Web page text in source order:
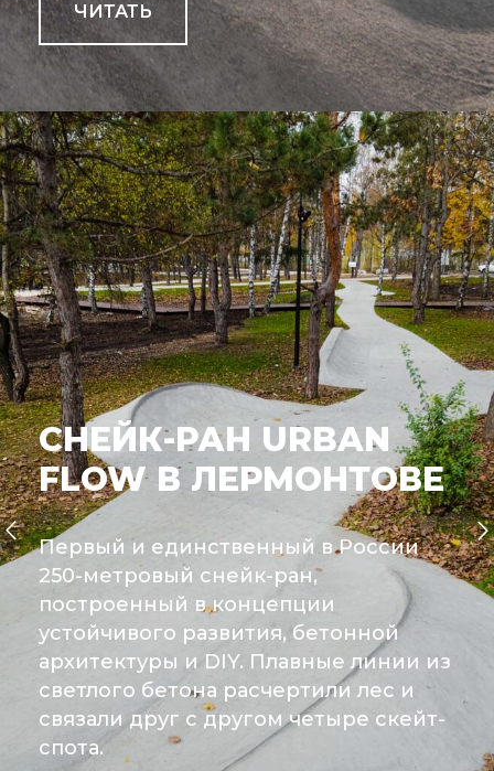
ЧИТАТЬ
СНЕЙК-РАН URBAN
FLOW В ЛЕРМОНТОВЕ
Первый и единственный в России
250-метровый снейк-ран,
построенный в концепции
устойчивого развития, бетонной
архитектуры и DIY. Плавные линии из
светлого бетона расчертили лес и
связали друг с другом четыре скейт-
спота.